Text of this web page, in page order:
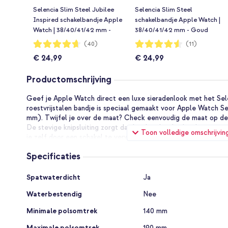
Selencia Slim Steel Jubilee
Inspired schakelbandje Apple
Watch | 38/40/41/42 mm -
Goud
Waardering:
93%
(40)
€ 24,99
Selencia Slim Steel
schakelbandje Apple Watch |
38/40/41/42 mm - Goud
Waardering:
91%
(11)
€ 24,99
Productomschrijving
Toon volledige
Geef je Apple Watch direct een luxe sieradenlook met het
roestvrijstalen bandje is speciaal gemaakt voor Apple Watch
mm). Twijfel je over de maat? Check eenvoudig de maat op
De stevige knipsluiting zorgt dat het bandje altijd veilig en
je zelf door een schakel te verwijderen – snel en zonder
Stijlvol én praktisch
elegante design en de duurzame kwaliteit.
Waarom kiezen voor het Selencia Chain bandje?
Specificaties
Specificaties
Spatwaterdicht
Ja
Waterbestendig
Nee
Minimale polsomtrek
140 mm